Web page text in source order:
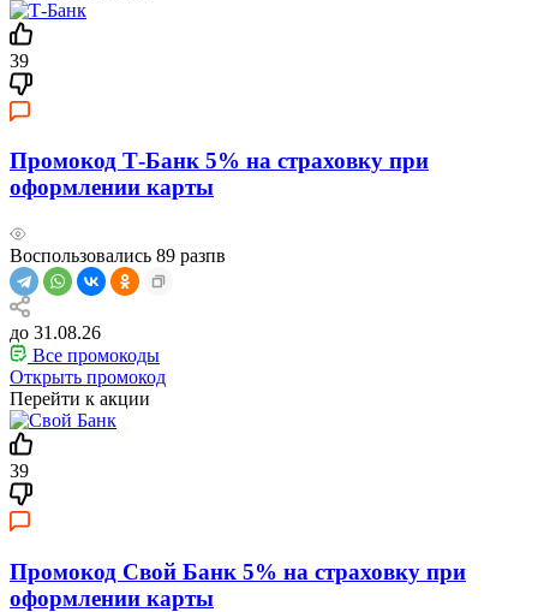
39
Промокод Т-Банк 5% на страховку при
оформлении карты
Воспользовались 89 разпв
до 31.08.26
Все промокоды
Открыть промокод
Перейти к акции
39
Промокод Свой Банк 5% на страховку при
оформлении карты